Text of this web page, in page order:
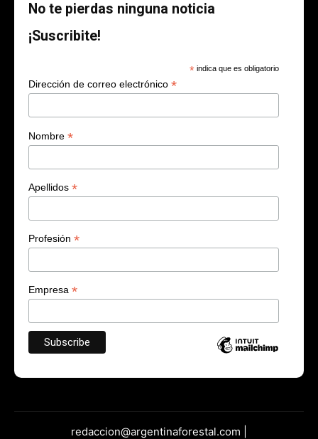
No te pierdas ninguna noticia
¡Suscribite!
* indica que es obligatorio
Dirección de correo electrónico *
Nombre *
Apellidos *
Profesión *
Empresa *
redaccion@argentinaforestal.com |